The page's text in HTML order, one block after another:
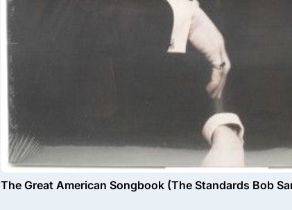
The Great American Songbook (The Standards Bob